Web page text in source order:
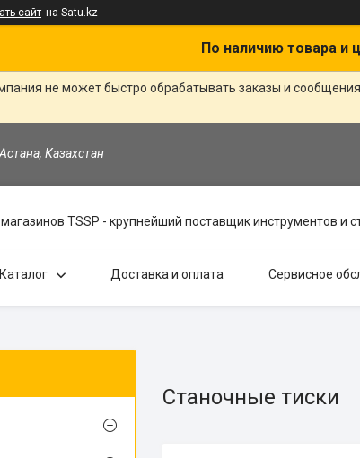
сайт на Satu.kz
По наличию товара и
не может быстро обрабатывать заказы и
Казахстан
TSSP - крупнейший поставщик инструментов и
Каталог Доставка и оплата Сервисное
Станочные тиски